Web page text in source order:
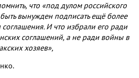
что «под дулом российского
вынужден подписать ещё более
И что избрали его ради
соглашений, а не ради войны в
хозяев»,